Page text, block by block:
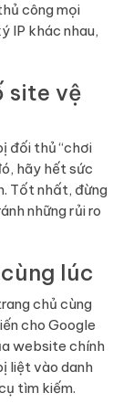
công mọi
IP khác nhau,
site vệ
đối thủ “chơi
hãy hết sức
Tốt nhất, đừng
những rủi ro
lúc
chủ cùng
cho Google
website chính
liệt vào danh
tìm kiếm.